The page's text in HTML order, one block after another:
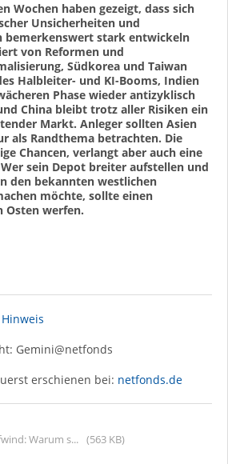
Wochen haben gezeigt, dass sich
Unsicherheiten und
bemerkenswert stark entwickeln
von Reformen und
Südkorea und Taiwan
Halbleiter- und KI-Booms, Indien
Phase wieder antizyklisch
China bleibt trotz aller Risiken ein
Markt. Anleger sollten Asien
als Randthema betrachten. Die
Chancen, verlangt aber auch eine
sein Depot breiter aufstellen und
den bekannten westlichen
möchte, sollte einen
Osten werfen.
Gemini@netfonds
erschienen bei: netfonds.de
Warum s... (563 KB)